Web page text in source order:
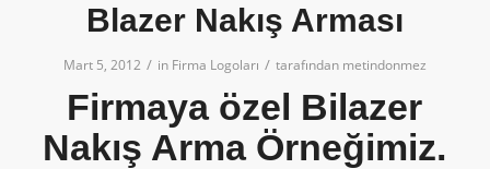
Blazer Nakış Arması
Mart 5, 2012 / in Firma Logoları / tarafından metindonmez
Firmaya özel Bilazer
Nakış Arma Örneğimiz.